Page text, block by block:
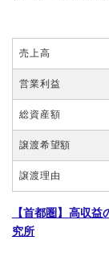
売上高
営業利益
総資産額
譲渡希望額
譲渡理由
【首都圏】高収
究所